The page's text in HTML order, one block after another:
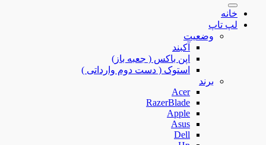
خانه
لپ تاپ
وضعیت
آکبند
اپن باکس ( جعبه باز)
استوک ( دست دوم وارداتی )
برند
Acer
RazerBlade
Apple
Asus
Dell